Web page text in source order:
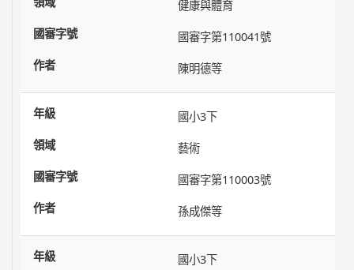
健康與體育
國審字第110041號
陳明德等
國小3下
藝術
國審字第110003號
孫成傑等
國小3下